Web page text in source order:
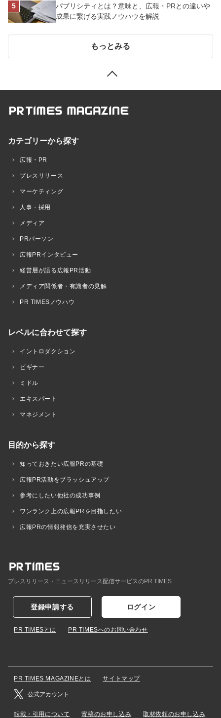
パブリシティとは？意味と、広報・PRとの違いや
成果に繋げる実践ノウハウを解説
もっとみる
カテゴリーから探す
広報・PR
プレスリリース
マーケティング
人事・採用
メディア
PRパーソン
広報PRインタビュー
経営層が語る広報PR活動
メディア関係者・有識者の見解
PR TIMESノウハウ
レベルに合わせて探す
イントロダクション
ビギナー
ミドル
エキスパート
マネジメント
目的から探す
知っておきたい広報PRの基礎
広報PR活動をブラッシュアップ
参考にしたい他社の成功事例
ワンランク上の広報PRを目指したい
広報PRの情報発信を充実させたい
プレスリリース・ニュースリリース配信サービスのPR TIMES
登録申請する ログイン
PR TIMESとは PR TIMESへのお問い合わせ
PR TIMES MAGAZINEとは サイトマップ
公式アカウント
転載・引用について 寄稿のお申し込み 取材依頼のお申し込み